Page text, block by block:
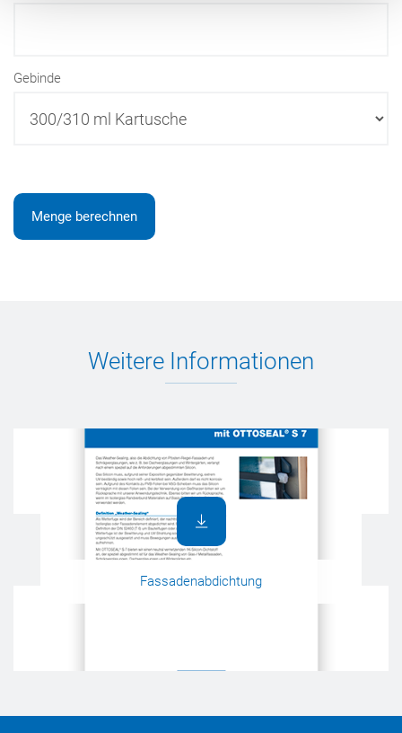
Gebinde
Menge berechnen
Weitere Informationen
Fassadenabdichtung